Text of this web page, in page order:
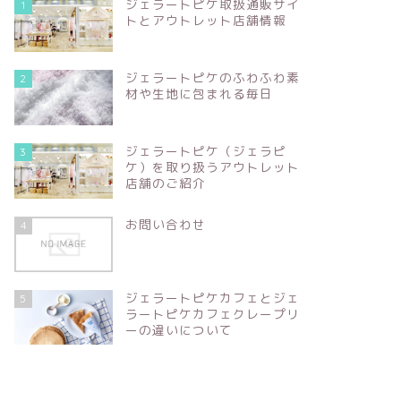
1
ジェラートピケ取扱通販サイ
トとアウトレット店舗情報
2
ジェラートピケのふわふわ素
材や生地に包まれる毎日
3
ジェラートピケ（ジェラピ
ケ）を取り扱うアウトレット
店舗のご紹介
4 お問い合わせ
5
ジェラートピケカフェとジェ
ラートピケカフェクレープリ
ーの違いについて